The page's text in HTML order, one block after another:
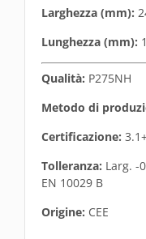
Larghezza (mm):
Lunghezza (mm):
Qualità: P275NH
Metodo di
Certificazione:
Tolleranza: Larg. -
EN 10029 B
Origine: CEE